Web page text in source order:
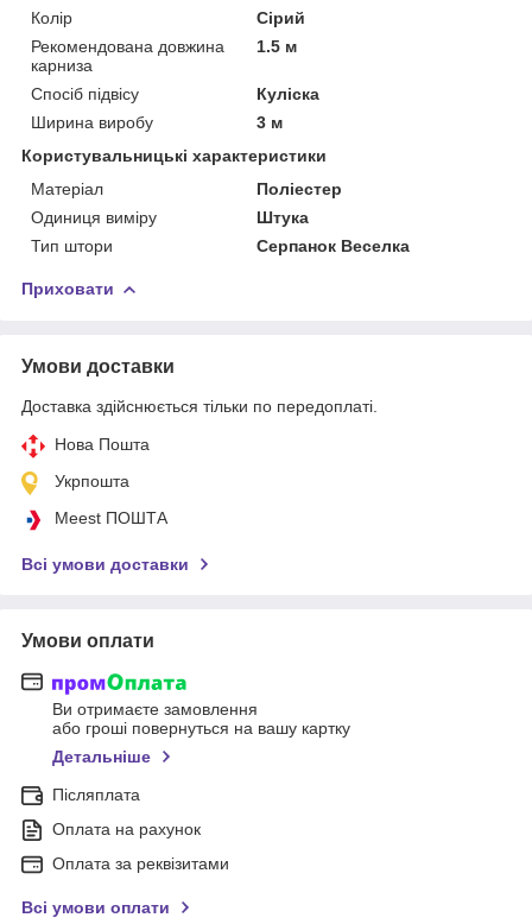
Колір
Сірий
Рекомендована довжина
карниза
1.5 м
Спосіб підвісу
Куліска
Ширина виробу
3 м
Користувальницькі характеристики
Матеріал
Поліестер
Одиниця виміру
Штука
Тип штори
Серпанок Веселка
Приховати
Умови доставки
Доставка здійснюється тільки по передоплаті.
Нова Пошта
Укрпошта
Meest ПОШТА
Всі умови доставки
Умови оплати
Ви отримаєте замовлення
або гроші повернуться на вашу картку
Детальніше
Післяплата
Оплата на рахунок
Оплата за реквізитами
Всі умови оплати